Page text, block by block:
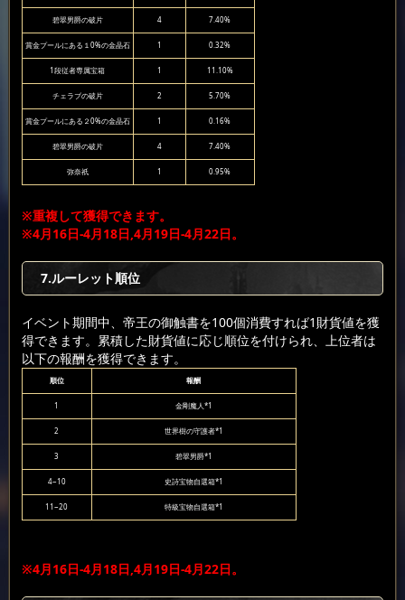
碧翠男爵の破片 4 7.40%
賞金プールにある１0%の金晶石 1 0.32%
1段従者専属宝箱 1 11.10%
チェラブの破片 2 5.70%
賞金プールにある２0%の金晶石 1 0.16%
碧翠男爵の破片 4 7.40%
弥奈祇 1 0.95%
※重複して獲得できます。
※4月16日-4月18日,4月19日-4月22日。
7.ルーレット順位
イベント期間中、帝王の御触書を100個消費すれば1財貨値を獲
得できます。累積した財貨値に応じ順位を付けられ、上位者は
以下の報酬を獲得できます。
順位 報酬
1 金剛魔人*1
2 世界樹の守護者*1
3 碧翠男爵*1
4~10 史詩宝物自選箱*1
11~20 特級宝物自選箱*1
※4月16日-4月18日,4月19日-4月22日。